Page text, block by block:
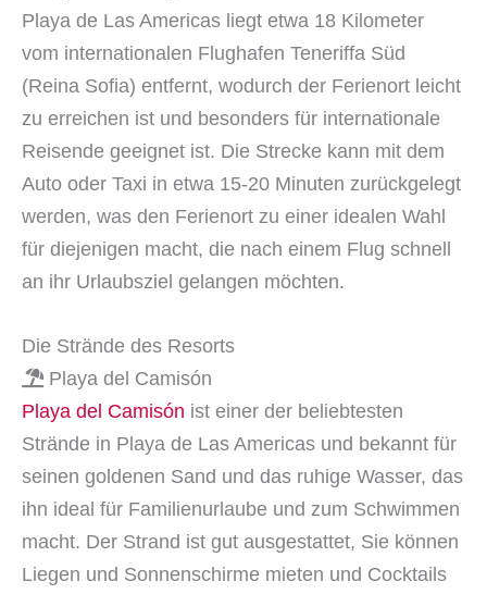
Playa de Las Americas liegt etwa 18 Kilometer
vom internationalen Flughafen Teneriffa Süd
(Reina Sofia) entfernt, wodurch der Ferienort leicht
zu erreichen ist und besonders für internationale
Reisende geeignet ist. Die Strecke kann mit dem
Auto oder Taxi in etwa 15-20 Minuten zurückgelegt
werden, was den Ferienort zu einer idealen Wahl
für diejenigen macht, die nach einem Flug schnell
an ihr Urlaubsziel gelangen möchten.
Die Strände des Resorts
Playa del Camisón
Playa del Camisón ist einer der beliebtesten
Strände in Playa de Las Americas und bekannt für
seinen goldenen Sand und das ruhige Wasser, das
ihn ideal für Familienurlaube und zum Schwimmen
macht. Der Strand ist gut ausgestattet, Sie können
Liegen und Sonnenschirme mieten und Cocktails